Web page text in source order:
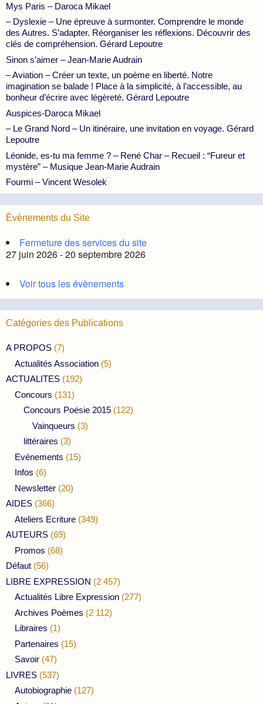
Mys Paris – Daroca Mikael
– Dyslexie – Une épreuve à surmonter. Comprendre le monde
des Autres. S’adapter. Réorganiser les réflexions. Découvrir des
clés de compréhension. Gérard Lepoutre
Sinon s’aimer – Jean-Marie Audrain
– Aviation – Créer un texte, un poème en liberté. Notre
imagination se balade ! Place à la simplicité, à l’accessible, au
bonheur d’écrire avec légèreté. Gérard Lepoutre
Auspices-Daroca Mikael
– Le Grand Nord – Un itinéraire, une invitation en voyage. Gérard
Lepoutre
Léonide, es-tu ma femme ? – René Char – Recueil : “Fureur et
mystère” – Musique Jean-Marie Audrain
Fourmi – Vincent Wesolek
Évènements du Site
Fermeture des services du site
27 juin 2026 - 20 septembre 2026
Voir tous les évènements
Catégories des Publications
A PROPOS (7)
Actualités Association (5)
ACTUALITES (192)
Concours (131)
Concours Poésie 2015 (122)
Vainqueurs (3)
littéraires (3)
Evénements (15)
Infos (6)
Newsletter (20)
AIDES (366)
Ateliers Ecriture (349)
AUTEURS (69)
Promos (68)
Défaut (56)
LIBRE EXPRESSION (2 457)
Actualités Libre Expression (277)
Archives Poèmes (2 112)
Libraires (1)
Partenaires (15)
Savoir (47)
LIVRES (537)
Autobiographie (127)